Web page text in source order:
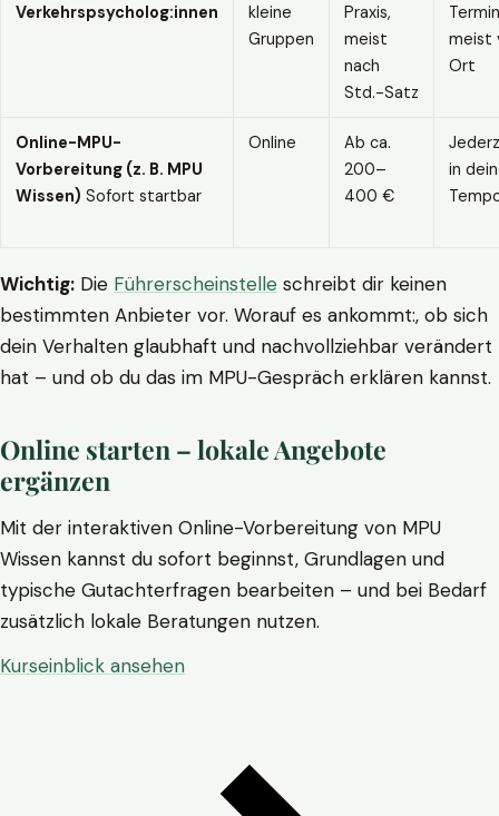
Verkehrspsycholog:innen
kleine
Gruppen
Praxis,
meist
nach
Std.-Satz
meist
Ort
Online-MPU-
Vorbereitung (z. B. MPU
Wissen) Sofort startbar
Online
Ab ca.
200–
400 €
in
Wichtig: Die Führerscheinstelle schreibt dir keinen
bestimmten Anbieter vor. Worauf es ankommt:, ob sich
dein Verhalten glaubhaft und nachvollziehbar verändert
hat – und ob du das im MPU-Gespräch erklären kannst.
Online starten – lokale Angebote
ergänzen
Mit der interaktiven Online-Vorbereitung von MPU
Wissen kannst du sofort beginnst, Grundlagen und
typische Gutachterfragen bearbeiten – und bei Bedarf
zusätzlich lokale Beratungen nutzen.
Kurseinblick ansehen